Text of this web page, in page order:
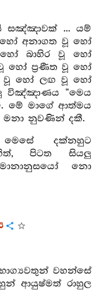
සඤ්ඤාවක් ... යම්
අනාගත වූ හෝ
බාහිර වූ හෝ
හෝ ප්‍රණීත වූ හෝ
වූ හෝ ලඟ වූ හෝ
විඤ්ඤාණය “මෙය
මේ මාගේ ආත්මය
මනා නුවණින් දකී.
දක්නහුට
පිටත සියලු
නො
වහන්සේ
ආයුෂ්මත් රාහුල